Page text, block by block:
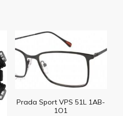
Prada Sport VPS 51L 1AB-
1O1